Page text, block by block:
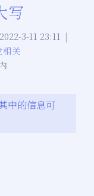
写
2022-3-11 23:11 |
相关
中的信息可